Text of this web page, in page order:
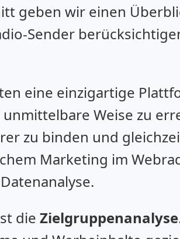
geben wir einen
Sender
eine einzigartige
Weise zu
zu binden und
Marketing im
die Zielgruppenanalyse